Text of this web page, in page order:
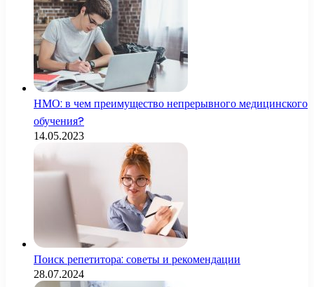
НМО: в чем преимущество непрерывного медицинского
обучения?
14.05.2023
Поиск репетитора: советы и рекомендации
28.07.2024